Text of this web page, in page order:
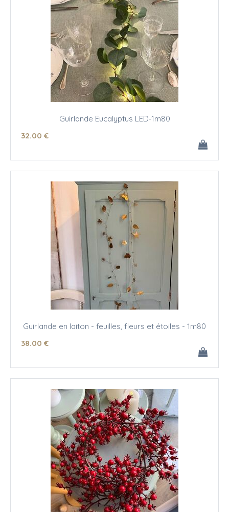
Guirlande Eucalyptus LED-1m80
32.00 €
Guirlande en laiton - feuilles, fleurs et étoiles - 1m80
38.00 €